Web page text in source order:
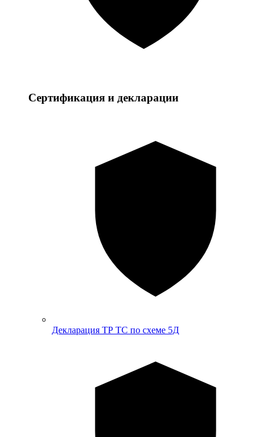
Сертификация и декларации
Декларация ТР ТС по схеме 5Д